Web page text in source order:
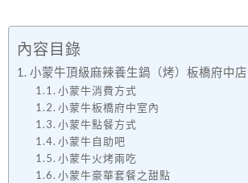
內容目錄
小蒙牛頂級麻辣養生鍋（烤）板橋府中店
小蒙牛消費方式
小蒙牛板橋府中室內
小蒙牛點餐方式
小蒙牛自助吧
小蒙牛火烤兩吃
小蒙牛豪華套餐之甜點